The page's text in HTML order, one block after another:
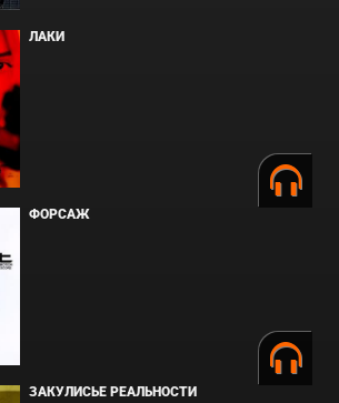
ЛАКИ
ФОРСАЖ
ЗАКУЛИСЬЕ РЕАЛЬНОСТИ